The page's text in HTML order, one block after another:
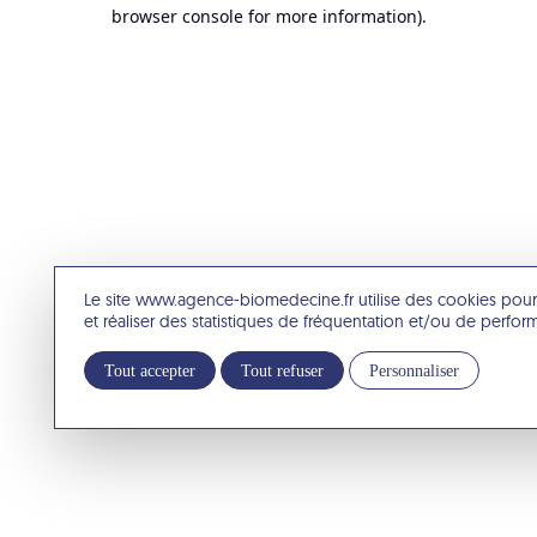
Le site www.agence-biomedecine.fr utilise des cookies
et réaliser des statistiques de fréquentation et/ou de
Tout accepter Tout refuser Personnaliser
browser console for more information).